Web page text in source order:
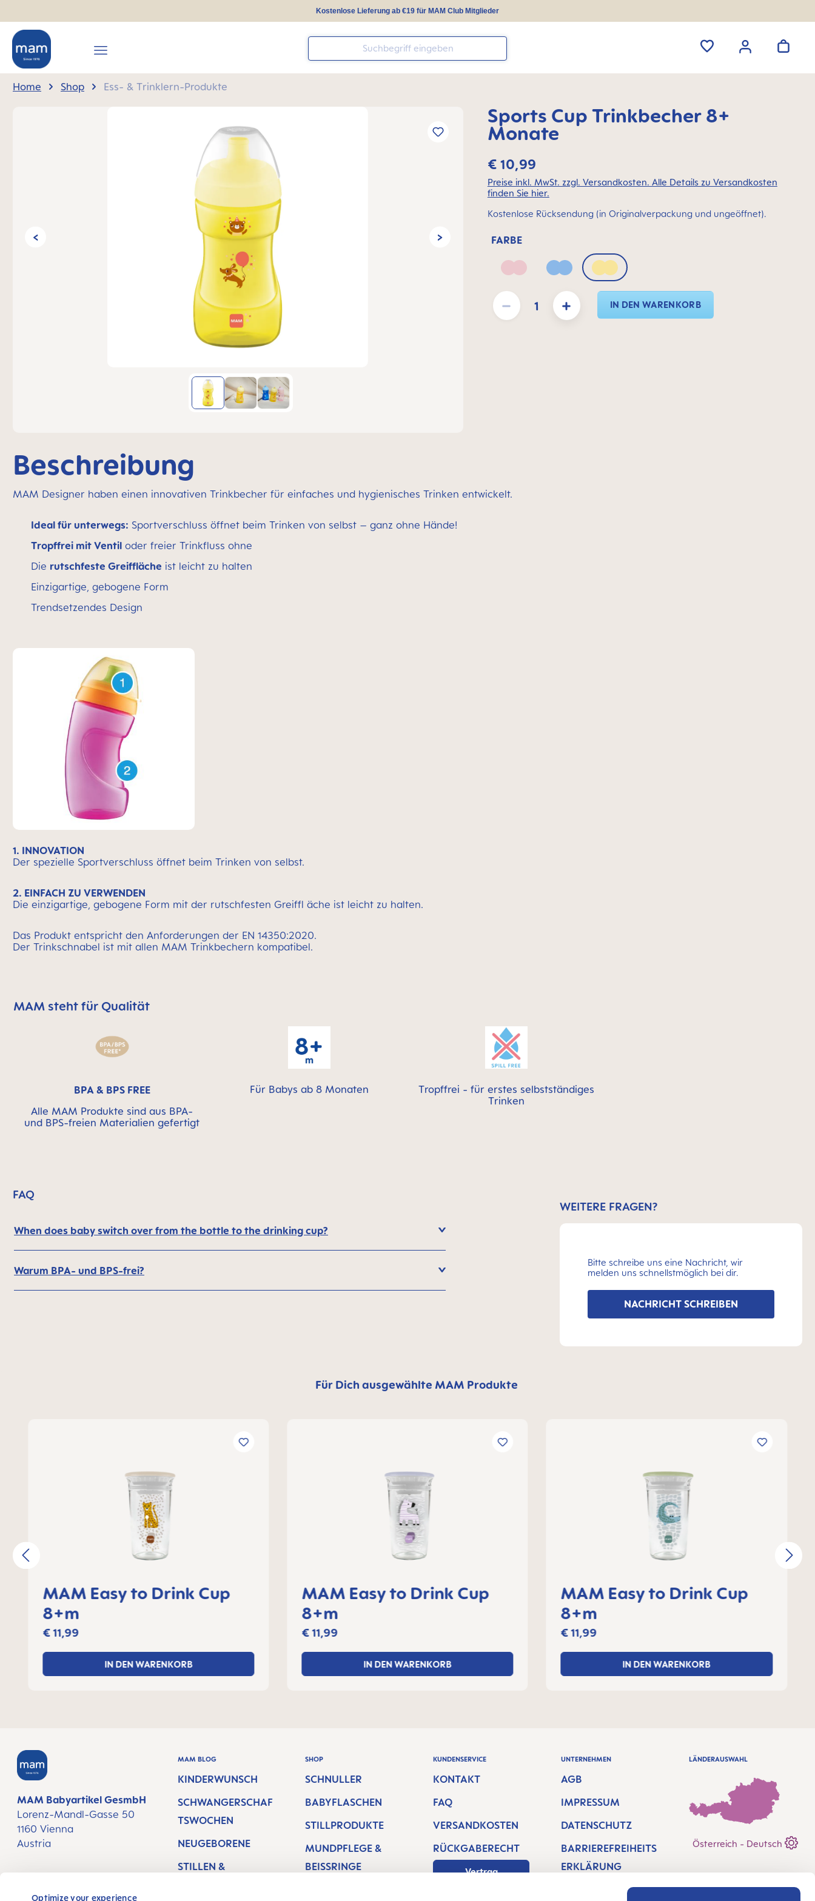
Optimize your experience
Kostenlose Lieferung ab €19 für MAM Club Mitglieder
Home Shop Ess- & Trinklern-Produkte
Sports Cup Trinkbecher 8+
Monate
€ 10,99
Preise inkl. MwSt. zzgl. Versandkosten. Alle Details zu Versandkosten
finden Sie hier.
Kostenlose Rücksendung (in Originalverpackung und ungeöffnet).
FARBE
Blush Powder BlueSunlight
Produkt Anzahl: Gib den gewünschten Wert ein oder benutze die Schaltflächen um die Anzahl zu
IN DEN WARENKORB
Beschreibung
MAM Designer haben einen innovativen Trinkbecher für einfaches und hygienisches Trinken entwickelt.
Ideal für unterwegs: Sportverschluss öffnet beim Trinken von selbst – ganz ohne Hände!
Tropffrei mit Ventil oder freier Trinkfluss ohne
Die rutschfeste Greiffläche ist leicht zu halten
Einzigartige, gebogene Form
Trendsetzendes Design
1. INNOVATION
Der spezielle Sportverschluss öffnet beim Trinken von selbst.
2. EINFACH ZU VERWENDEN
Die einzigartige, gebogene Form mit der rutschfesten Greiffl äche ist leicht zu halten.
Das Produkt entspricht den Anforderungen der EN 14350:2020.
Der Trinkschnabel ist mit allen MAM Trinkbechern kompatibel.
MAM überspringen bedeutet Qualitätssymbolleiste
MAM steht für Qualität
BPA & BPS FREE
Alle MAM Produkte sind aus BPA-
und BPS-freien Materialien gefertigt
Für Babys ab 8 Monaten
Tropffrei - für erstes selbstständiges
Trinken
FAQ
When does baby switch over from the bottle to the drinking cup?
Warum BPA- und BPS-frei?
WEITERE FRAGEN?
Bitte schreibe uns eine Nachricht, wir
melden uns schnellstmöglich bei dir.
NACHRICHT SCHREIBEN
Für Dich ausgewählte MAM Produkte
MAM Easy to Drink Cup
8+m
€ 11,99
IN DEN WARENKORB
MAM Easy to Drink Cup
8+m
€ 11,99
IN DEN WARENKORB
MAM Easy to Drink Cup
8+m
€ 11,99
IN DEN WARENKORB
MAM Babyartikel GesmbH
Lorenz-Mandl-Gasse 50
1160 Vienna
Austria
MAM BLOG
KINDERWUNSCH
SCHWANGERSCHAF
TSWOCHEN
NEUGEBORENE
STILLEN &
SHOP
SCHNULLER
BABYFLASCHEN
STILLPRODUKTE
MUNDPFLEGE &
BEISSRINGE
KUNDENSERVICE
KONTAKT
FAQ
VERSANDKOSTEN
RÜCKGABERECHT
Vertrag
UNTERNEHMEN
AGB
IMPRESSUM
DATENSCHUTZ
BARRIEREFREIHEITS
ERKLÄRUNG
HÄNDLERSUCHE
LÄNDERAUSWAHL
Österreich - Deutsch